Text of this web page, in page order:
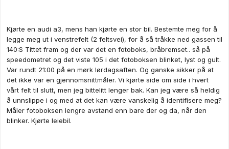
Kjørte en audi a3, mens han kjørte en stor bil. Bestemte meg for å
legge meg ut i venstrefelt (2 feltsvei), for å så tråkke ned gassen til
140:S Tittet fram og der var det en fotoboks, bråbremset.. så på
speedometret og det viste 105 i det fotoboksen blinket, lyst og gult.
Var rundt 21:00 på en mørk lørdagsaften. Og ganske sikker på at
det ikke var en gjennomsnittmåler. Vi kjørte side om side i hvert
vårt felt til slutt, men jeg bittelitt lenger bak. Kan jeg være så heldig
å unnslippe i og med at det kan være vanskelig å identifisere meg?
Måler fotoboksen lengre avstand enn bare der og da, når den
blinker. Kjørte leiebil.